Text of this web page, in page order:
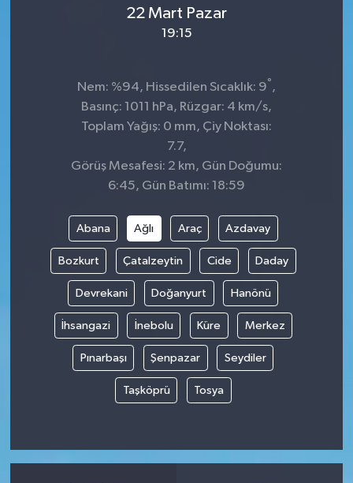
22 Mart Pazar
19:15
Nem: %94, Hissedilen Sıcaklık: 9° ,
Basınç: 1011 hPa, Rüzgar: 4 km/s,
Toplam Yağış: 0 mm, Çiy Noktası:
7.7,
Görüş Mesafesi: 2 km, Gün Doğumu:
6:45, Gün Batımı: 18:59
Abana Ağlı Araç Azdavay
Bozkurt Çatalzeytin Cide Daday
Devrekani Doğanyurt Hanönü
İhsangazi İnebolu Küre Merkez
Pınarbaşı Şenpazar Seydiler
Taşköprü Tosya